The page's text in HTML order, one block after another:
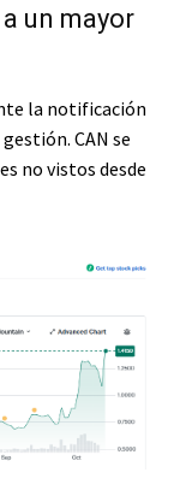
un mayor
la notificación
CAN se
no vistos desde